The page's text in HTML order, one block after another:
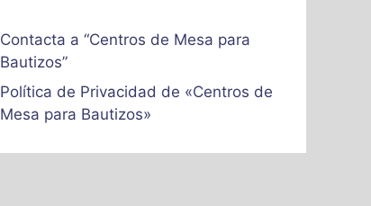
Contacta a “Centros de Mesa para
Bautizos”
Política de Privacidad de «Centros de
Mesa para Bautizos»